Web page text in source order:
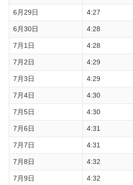
6月29日 4:27
6月30日 4:28
7月1日 4:28
7月2日 4:29
7月3日 4:29
7月4日 4:30
7月5日 4:30
7月6日 4:31
7月7日 4:31
7月8日 4:32
7月9日 4:32